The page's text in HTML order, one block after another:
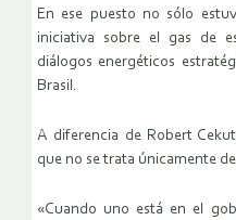
En ese puesto no sólo
iniciativa sobre el gas de
diálogos energéticos
Brasil.
A diferencia de Robert
que no se trata únicamente
«Cuando uno está en el